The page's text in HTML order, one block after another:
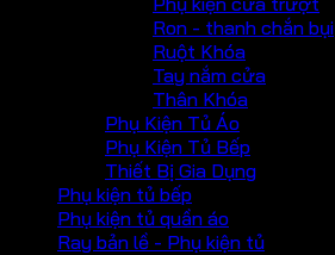
Ron - thanh chắn bụi
Ruột Khóa
Tay nắm cửa
Thân Khóa
Phụ Kiện Tủ Áo
Phụ Kiện Tủ Bếp
Thiết Bị Gia Dụng
Phụ kiện tủ bếp
Phụ kiện tủ quần áo
Ray bản lề - Phụ kiện tủ